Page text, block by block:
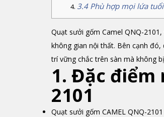
3.4 Phù hợp mọi lứa tuổi
Quạt sưởi gốm Camel QNQ-
không gian nội thất. Bên cạnh
trí vững chắc trên sàn mà không
1. Đặc điểm
2101
Quạt sưởi gốm CAMEL QNQ-